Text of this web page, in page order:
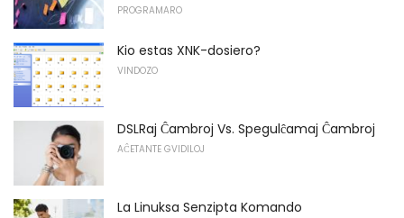
PROGRAMARO
Kio estas XNK-dosiero?
VINDOZO
DSLRaj Ĉambroj Vs. Spegulĉamaj Ĉambroj
AĈETANTE GVIDILOJ
La Linuksa Senzipta Komando